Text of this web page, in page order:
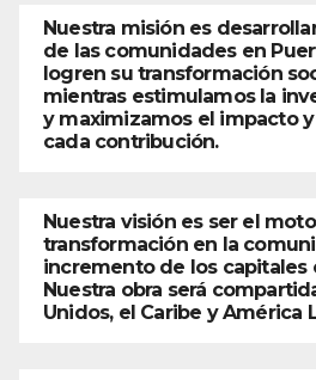
Nuestra misión es
de las comunidades en
logren su transformación
mientras estimulamos la
y maximizamos el impacto
cada contribución.
Nuestra visión es ser el
transformación en la
incremento de los capitales
Nuestra obra será
Unidos, el Caribe y América